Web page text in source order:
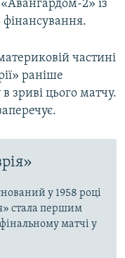
2» із
фінансування.
частині
раніше
зриві цього матчу.
у 1958 році
стала першим
матчі у